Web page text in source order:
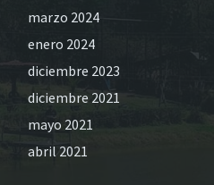
marzo 2024
enero 2024
diciembre 2023
diciembre 2021
mayo 2021
abril 2021